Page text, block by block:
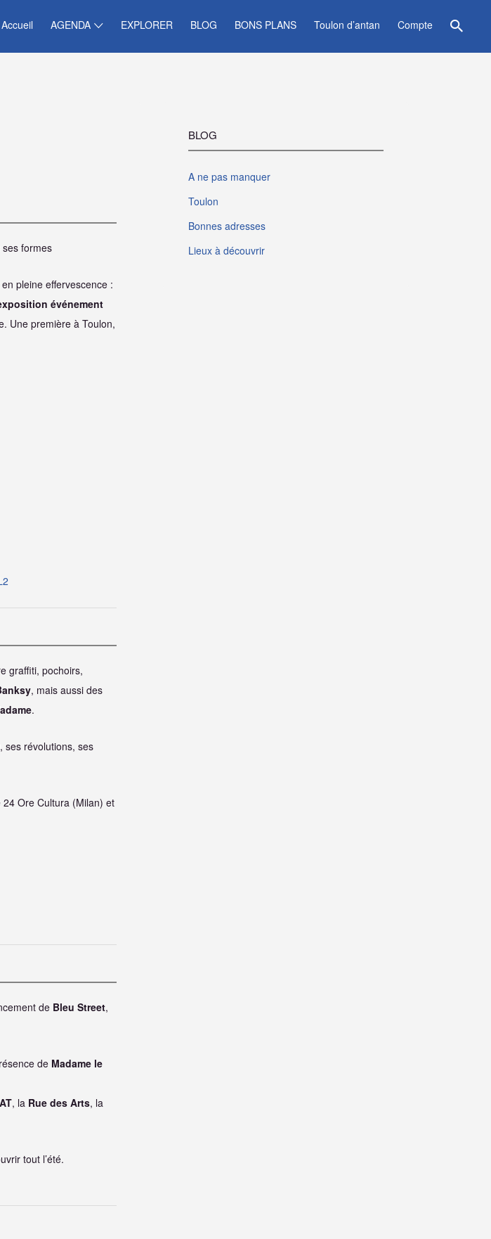
Accueil AGENDA EXPLORER BLOG BONS PLANS Toulon d’antan Compte
formes
pleine effervescence :
événement
Une première à Toulon,
graffiti, pochoirs,
, mais aussi des
.
ses révolutions, ses
Ore Cultura (Milan) et
de Bleu Street,
de Madame le
, la Rue des Arts, la
tout l’été.
BLOG
A ne pas manquer
Toulon
Bonnes adresses
Lieux à découvrir